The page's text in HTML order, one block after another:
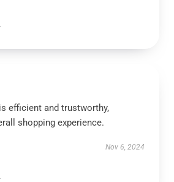
efficient and trustworthy,
shopping experience.
Nov 6, 2024